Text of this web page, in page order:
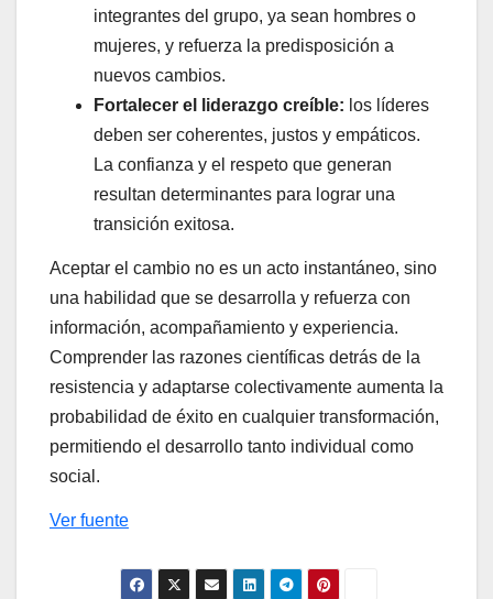
integrantes del grupo, ya sean hombres o
mujeres, y refuerza la predisposición a
nuevos cambios.
Fortalecer el liderazgo creíble: los líderes
deben ser coherentes, justos y empáticos.
La confianza y el respeto que generan
resultan determinantes para lograr una
transición exitosa.
Aceptar el cambio no es un acto instantáneo, sino
una habilidad que se desarrolla y refuerza con
información, acompañamiento y experiencia.
Comprender las razones científicas detrás de la
resistencia y adaptarse colectivamente aumenta la
probabilidad de éxito en cualquier transformación,
permitiendo el desarrollo tanto individual como
social.
Ver fuente